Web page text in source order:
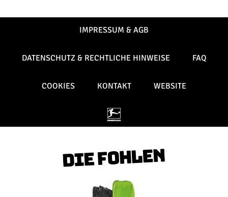
IMPRESSUM & AGB
DATENSCHUTZ & RECHTLICHE HINWEISE FAQ
COOKIES KONTAKT WEBSITE